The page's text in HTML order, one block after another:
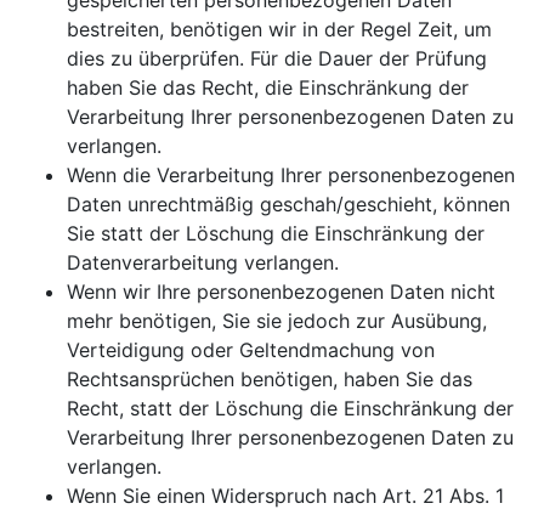
bestreiten, benötigen wir in der Regel Zeit, um
dies zu überprüfen. Für die Dauer der Prüfung
haben Sie das Recht, die Einschränkung der
Verarbeitung Ihrer personenbezogenen Daten zu
verlangen.
Wenn die Verarbeitung Ihrer personenbezogenen
Daten unrechtmäßig geschah/geschieht, können
Sie statt der Löschung die Einschränkung der
Datenverarbeitung verlangen.
Wenn wir Ihre personenbezogenen Daten nicht
mehr benötigen, Sie sie jedoch zur Ausübung,
Verteidigung oder Geltendmachung von
Rechtsansprüchen benötigen, haben Sie das
Recht, statt der Löschung die Einschränkung der
Verarbeitung Ihrer personenbezogenen Daten zu
verlangen.
Wenn Sie einen Widerspruch nach Art. 21 Abs. 1